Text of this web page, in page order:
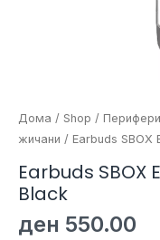
Дома / Shop /
жичани / Earbuds SBOX
Earbuds SBOX
Black
ден 550.00